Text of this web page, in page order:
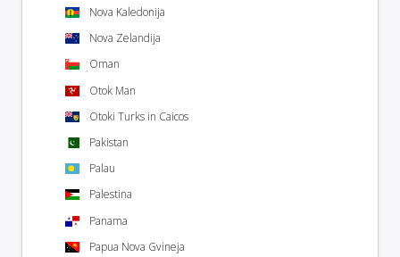
Nova Kaledonija
Nova Zelandija
Oman
Otok Man
Otoki Turks in Caicos
Pakistan
Palau
Palestina
Panama
Papua Nova Gvineja